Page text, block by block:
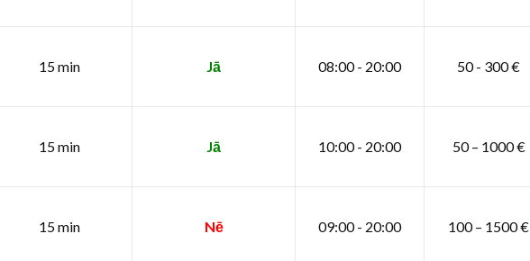
15 min Jā 08:00 - 20:00 50 - 300 €
15 min Jā 10:00 - 20:00 50 – 1000 €
15 min Nē 09:00 - 20:00 100 – 1500 €